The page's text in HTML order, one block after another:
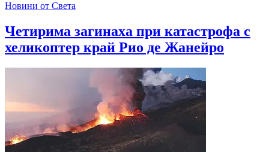
Новини от Света
Четирима загинаха при катастрофа с
хеликоптер край Рио де Жанейро